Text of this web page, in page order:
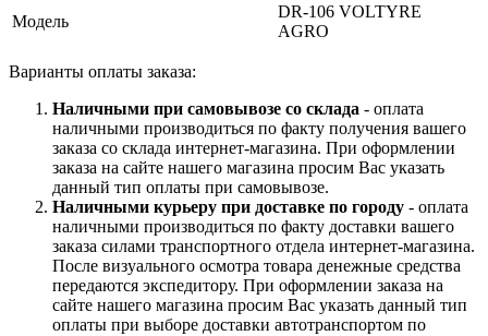
Модель
DR-106 VOLTYRE
AGRO
Варианты оплаты заказа:
Наличными при самовывозе со склада - оплата
наличными производиться по факту получения вашего
заказа со склада интернет-магазина. При оформлении
заказа на сайте нашего магазина просим Вас указать
данный тип оплаты при самовывозе.
Наличными курьеру при доставке по городу - оплата
наличными производиться по факту доставки вашего
заказа силами транспортного отдела интернет-магазина.
После визуального осмотра товара денежные средства
передаются экспедитору. При оформлении заказа на
сайте нашего магазина просим Вас указать данный тип
оплаты при выборе доставки автотранспортом по